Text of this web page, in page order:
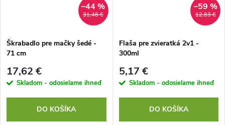
31,48 €
–44 %
Škrabadlo pre mačky šedé -
71 cm
17,62 €
Skladom - odosielame ihneď
DO KOŠÍKA
12,83 €
–59 %
Flaša pre zvieratká 2v1 -
300ml
5,17 €
Skladom - odosielame ihneď
DO KOŠÍKA